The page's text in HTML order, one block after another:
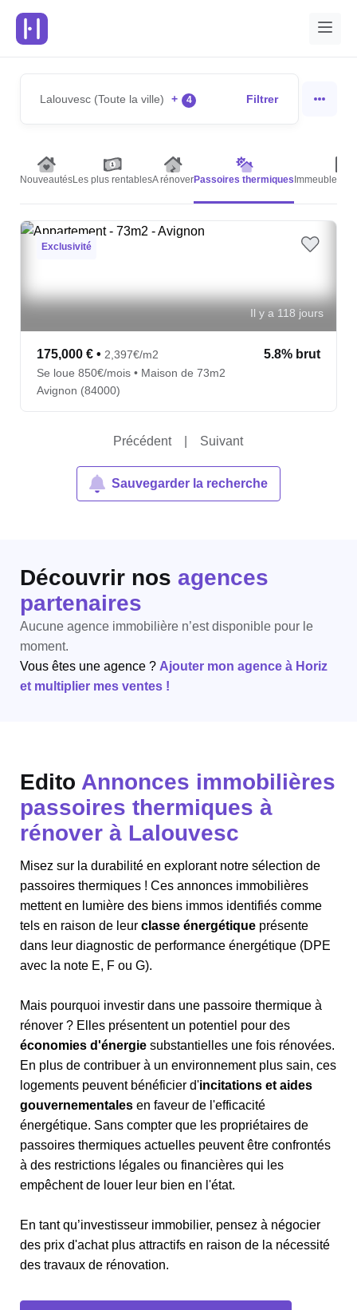
Lalouvesc (Toute la ville) + 4 Filtrer
NouveautésLes plus rentablesA rénoverPassoires thermiques Immeubles
Exclusivité
Il y a 118 jours
175,000 € • 2,397€/m2 5.8% brut
Se loue 850€/mois • Maison de 73m2
Avignon (84000)
Précédent Suivant
Sauvegarder la recherche
Découvrir nos agences
partenaires
Aucune agence immobilière n’est disponible pour le
moment.
Vous êtes une agence ? Ajouter mon agence à Horiz
et multiplier mes ventes !
Edito Annonces immobilières
passoires thermiques à
rénover à Lalouvesc
Misez sur la durabilité en explorant notre sélection de
passoires thermiques ! Ces annonces immobilières
mettent en lumière des biens immos identifiés comme
tels en raison de leur classe énergétique présente
dans leur diagnostic de performance énergétique (DPE
avec la note E, F ou G).
Mais pourquoi investir dans une passoire thermique à
rénover ? Elles présentent un potentiel pour des
économies d'énergie substantielles une fois rénovées.
En plus de contribuer à un environnement plus sain, ces
logements peuvent bénéficier d'incitations et aides
gouvernementales en faveur de l'efficacité
énergétique. Sans compter que les propriétaires de
passoires thermiques actuelles peuvent être confrontés
à des restrictions légales ou financières qui les
empêchent de louer leur bien en l'état.
En tant qu’investisseur immobilier, pensez à négocier
des prix d'achat plus attractifs en raison de la nécessité
des travaux de rénovation.